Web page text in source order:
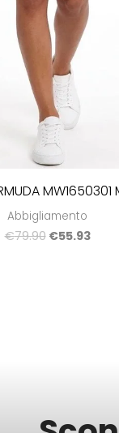
MW1650301
Abbigliamento
€79.90 €55.93